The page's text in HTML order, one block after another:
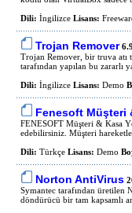
Dili: İngilizce Lisans:
Trojan Remover
Trojan Remover, bir truva atı
tarafından yapılan bu zararlı
Dili: İngilizce Lisans: Demo
Fenesoft Müşteri
FENESOFT Müşteri & Kasa
edebilirsiniz. Müşteri
Dili: Türkçe Lisans: Demo
Norton AntiVirus
Symantec tarafından üretilen
döndürücü bir tam kapsamlı